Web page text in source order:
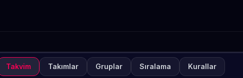
TURNUVA KAPALI
Takvim Takımlar Gruplar Sıralama Kurallar